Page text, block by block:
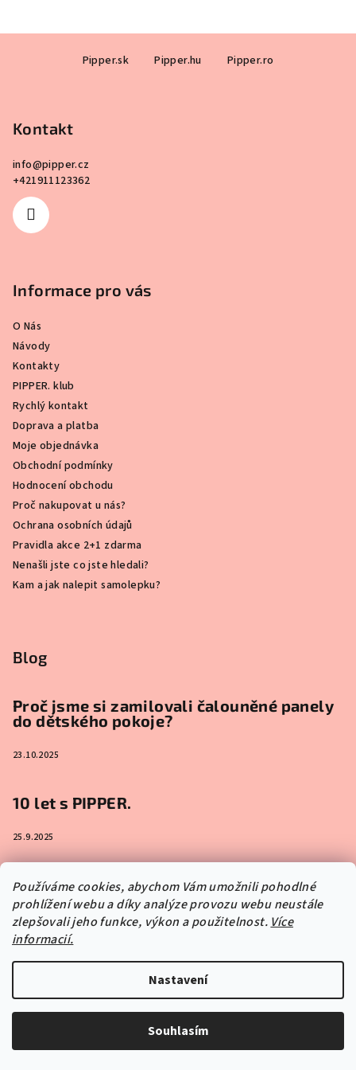
Používáme cookies, abychom Vám umožnili pohodlné
prohlížení webu a díky analýze provozu webu neustále
zlepšovali jeho funkce, výkon a použitelnost. Více
informacií.
Nastavení
Souhlasím
Pipper.sk Pipper.hu Pipper.ro
Kontakt
info@pipper.cz
+421911123362
Informace pro vás
O Nás
Návody
Kontakty
PIPPER. klub
Rychlý kontakt
Doprava a platba
Moje objednávka
Obchodní podmínky
Hodnocení obchodu
Proč nakupovat u nás?
Ochrana osobních údajů
Pravidla akce 2+1 zdarma
Nenašli jste co jste hledali?
Kam a jak nalepit samolepku?
Blog
Proč jsme si zamilovali čalouněné panely
do dětského pokoje?
23.10.2025
10 let s PIPPER.
25.9.2025
Samolepicí obrazy na zeď
13.5.2025
Instagram